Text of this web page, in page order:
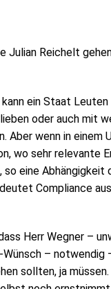
Julian Reichelt
ein Staat
oder auch mit
Aber wenn in einem
wo sehr relevante
eine Abhängigkeit
Compliance
Herr Wegner –
Wünsch – notwendig
sollten, ja